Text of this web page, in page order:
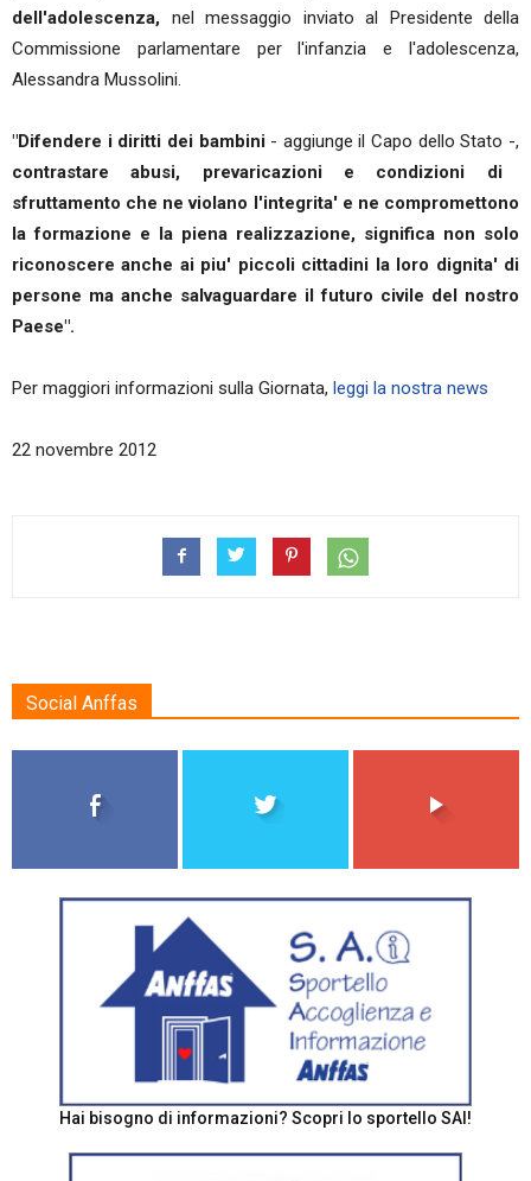
dell'adolescenza, nel messaggio inviato al Presidente della
Commissione parlamentare per l'infanzia e l'adolescenza,
Alessandra Mussolini.
"Difendere i diritti dei bambini- aggiunge il Capo dello Stato -,
contrastare abusi, prevaricazioni e condizioni di
sfruttamento che ne violano l'integrita' e ne compromettono
la formazione e la piena realizzazione, significa non solo
riconoscere anche ai piu' piccoli cittadini la loro dignita' di
persone ma anche salvaguardare il futuro civile del nostro
Paese".
Per maggiori informazioni sulla Giornata, leggi la nostra news
22 novembre 2012
Social Anffas
Hai bisogno di informazioni? Scopri lo sportello SAI!